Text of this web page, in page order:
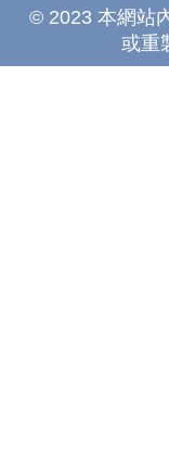
© 2023 本網站
或重